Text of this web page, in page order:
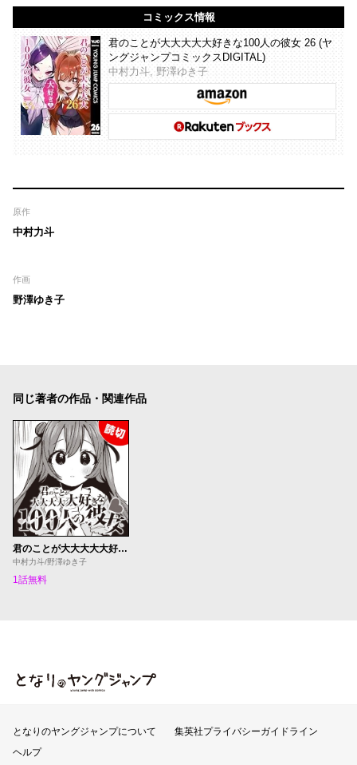
コミックス情報
君のことが大大大大大好きな100人の彼女 26 (ヤ
ングジャンプコミックスDIGITAL)
中村力斗, 野澤ゆき子
原作
中村力斗
作画
野澤ゆき子
同じ著者の作品・関連作品
君のことが大大大大大好きな100人の彼女【YJ本誌連載特別編】
中村力斗/野澤ゆき子
1話無料
となりのヤングジャンプ
となりのヤングジャンプについて
集英社プライバシーガイドライン
ヘルプ